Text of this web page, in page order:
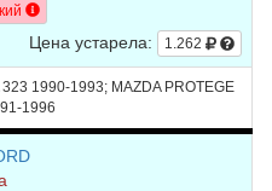
Цена устарела: 1.262
1990-1993; MAZDA PROTEGE
1996